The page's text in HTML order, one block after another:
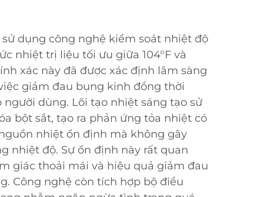
dụng công nghệ kiểm soát nhiệt độ
nhiệt trị liệu tối ưu giữa 104°F và
xác này đã được xác định lâm sàng
giảm đau bụng kinh đồng thời
dùng. Lõi tạo nhiệt sáng tạo sử
bột sắt, tạo ra phản ứng tỏa nhiệt có
nhiệt ổn định mà không gây
nhiệt độ. Sự ổn định này rất quan
giác thoải mái và hiệu quả giảm đau
Công nghệ còn tích hợp bộ điều